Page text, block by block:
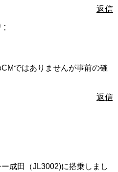
返信
:
ではありませんが事前の確
返信
成田（JL3002)に搭乗しまし